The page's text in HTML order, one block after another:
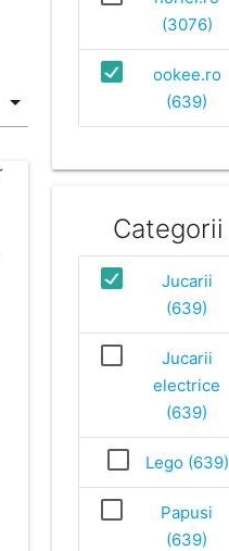
(3076)
ookee.ro
(639)
Categorii
Jucarii
(639)
Jucarii
electrice
(639)
Lego (639)
Papusi
(639)